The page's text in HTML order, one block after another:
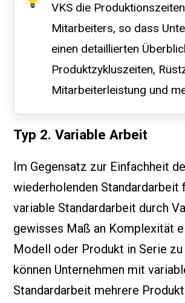
VKS die
Mitarbeiters, so dass
einen detaillierten
Produktzykluszeiten,
Mitarbeiterleistung und
Typ 2. Variable Arbeit
Im Gegensatz zur Einfachheit
wiederholenden Standardarbeit
variable Standardarbeit durch
gewisses Maß an Komplexität
Modell oder Produkt in Serie
können Unternehmen mit
Standardarbeit mehrere